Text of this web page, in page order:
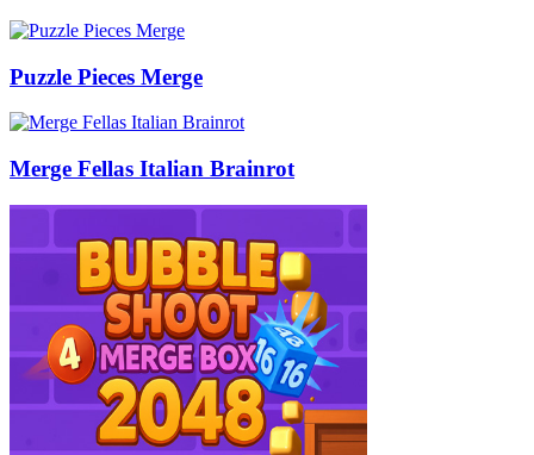
Puzzle Pieces Merge
Merge Fellas Italian Brainrot